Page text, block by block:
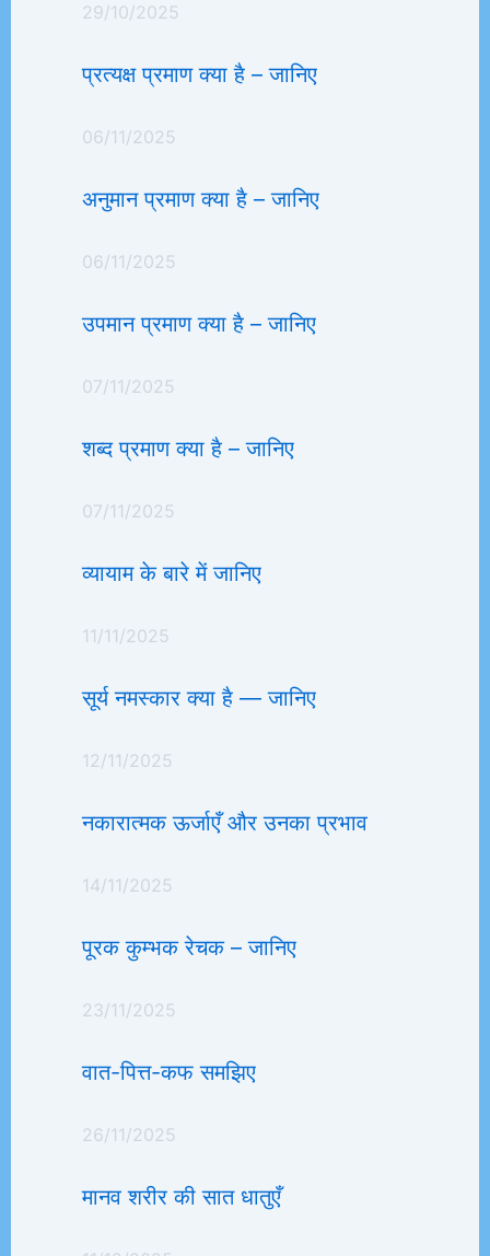
29/10/2025
प्रत्यक्ष प्रमाण क्या है – जानिए
06/11/2025
अनुमान प्रमाण क्या है – जानिए
06/11/2025
उपमान प्रमाण क्या है – जानिए
07/11/2025
शब्द प्रमाण क्या है – जानिए
07/11/2025
व्यायाम के बारे में जानिए
11/11/2025
सूर्य नमस्कार क्या है — जानिए
12/11/2025
नकारात्मक ऊर्जाएँ और उनका प्रभाव
14/11/2025
पूरक कुम्भक रेचक – जानिए
23/11/2025
वात-पित्त-कफ समझिए
26/11/2025
मानव शरीर की सात धातुएँ